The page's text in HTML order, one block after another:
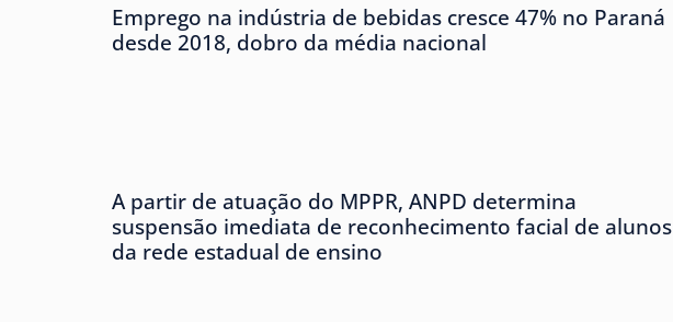
Emprego na indústria de bebidas cresce 47% no Paraná
desde 2018, dobro da média nacional
A partir de atuação do MPPR, ANPD determina
suspensão imediata de reconhecimento facial de alunos
da rede estadual de ensino